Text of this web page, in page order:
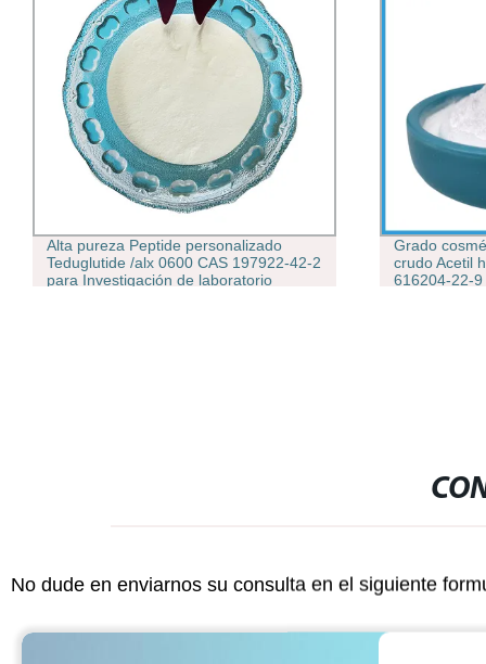
Alta pureza Peptide personalizado
Teduglutide /alx 0600 CAS 197922-42-2
para Investigación de laboratorio
Grado
crudo Acetil
616204-22-9
No dude en enviarnos su consulta en el siguiente